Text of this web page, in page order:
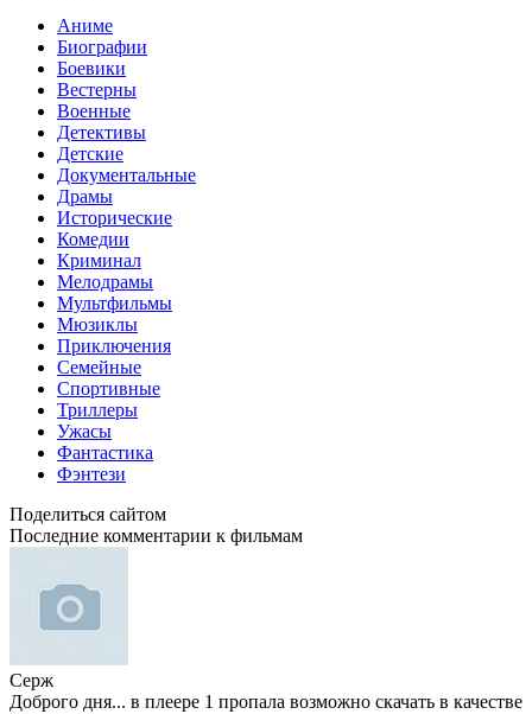
Аниме
Биографии
Боевики
Вестерны
Военные
Детективы
Детские
Документальные
Драмы
Исторические
Комедии
Криминал
Мелодрамы
Мультфильмы
Мюзиклы
Приключения
Семейные
Спортивные
Триллеры
Ужасы
Фантастика
Фэнтези
Поделиться сайтом
Последние комментарии к фильмам
Серж
Доброго дня... в плеере 1 пропала возможно скачать в качестве